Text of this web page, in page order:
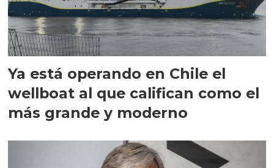
Ya está operando en Chile el
wellboat al que califican como el
más grande y moderno